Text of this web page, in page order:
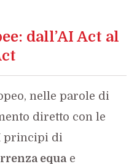
dall’AI Act al
nelle parole di
diretto con le
principi di
equa e